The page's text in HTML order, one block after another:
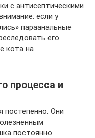
с антисептическими
если у
параанальные
его
кота на
процесса и
постепенно. Они
постоянно